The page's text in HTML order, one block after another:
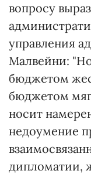
вопросу
управления
Малвейни:
бюджетом
бюджетом
носит
недоумение
дипломатии,